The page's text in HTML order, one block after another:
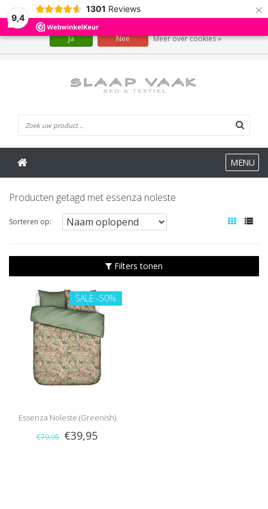
9,4
1301 Reviews ×
MENU
Producten getagd met essenza noleste
Sorteren op:
Filters tonen
SALE -50%
Essenza Noleste (Greenish)
€79,95 €39,95
Wij slaan cookies op om onze website te verbeteren. Is dat akkoord?
Ja Nee Meer over cookies »